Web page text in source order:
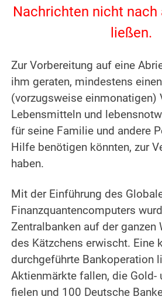
Nachrichten nicht nach
ließen.
Zur Vorbereitung auf eine
ihm geraten, mindestens
(vorzugsweise einmonatigen)
Lebensmitteln und
für seine Familie und andere
Hilfe benötigen könnten, zur
haben.
Mit der Einführung des
Finanzquantencomputers
Zentralbanken auf der ganzen
des Kätzchens erwischt. Eine
durchgeführte Bankoperation
Aktienmärkte fallen, die Gold-
fielen und 100 Deutsche